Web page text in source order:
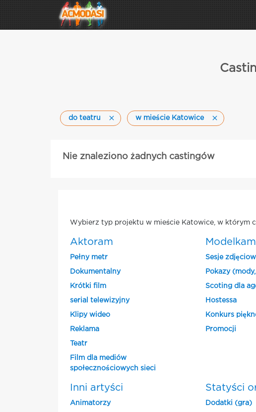
do teatru w mieście Katowice
Nie znaleziono żadnych castingów
Wybierz typ projektu w mieście Katowice, w którym
Aktoram
Pełny metr
Dokumentalny
Krótki film
serial telewizyjny
Klipy wideo
Reklama
Teatr
Film dla mediów
społecznościowych sieci
Modelkam
Sesje
Pokazy
Scoting dla
Hostessa
Konkurs
Promocji
Inni artyści
Animatorzy
Statyści
Dodatki (gra)